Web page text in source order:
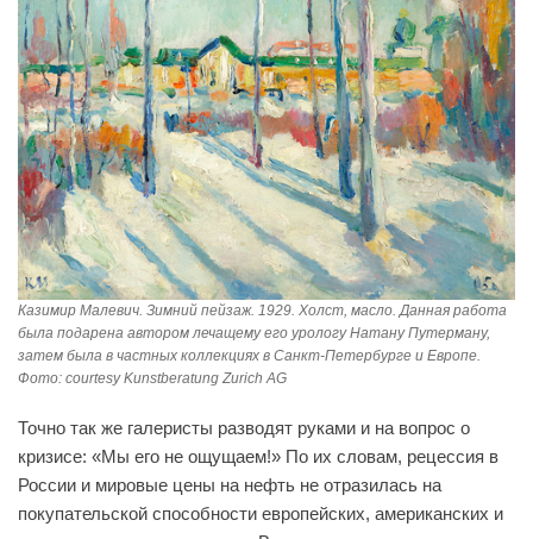
Казимир Малевич. Зимний пейзаж. 1929. Холст, масло. Данная работа
была подарена автором лечащему его урологу Натану Путерману,
затем была в частных коллекциях в Санкт-Петербурге и Европе.
Фото: courtesy Kunstberatung Zurich AG
Точно так же галеристы разводят руками и на вопрос о
кризисе: «Мы его не ощущаем!» По их словам, рецессия в
России и мировые цены на нефть не отразилась на
покупательской способности европейских, американских и